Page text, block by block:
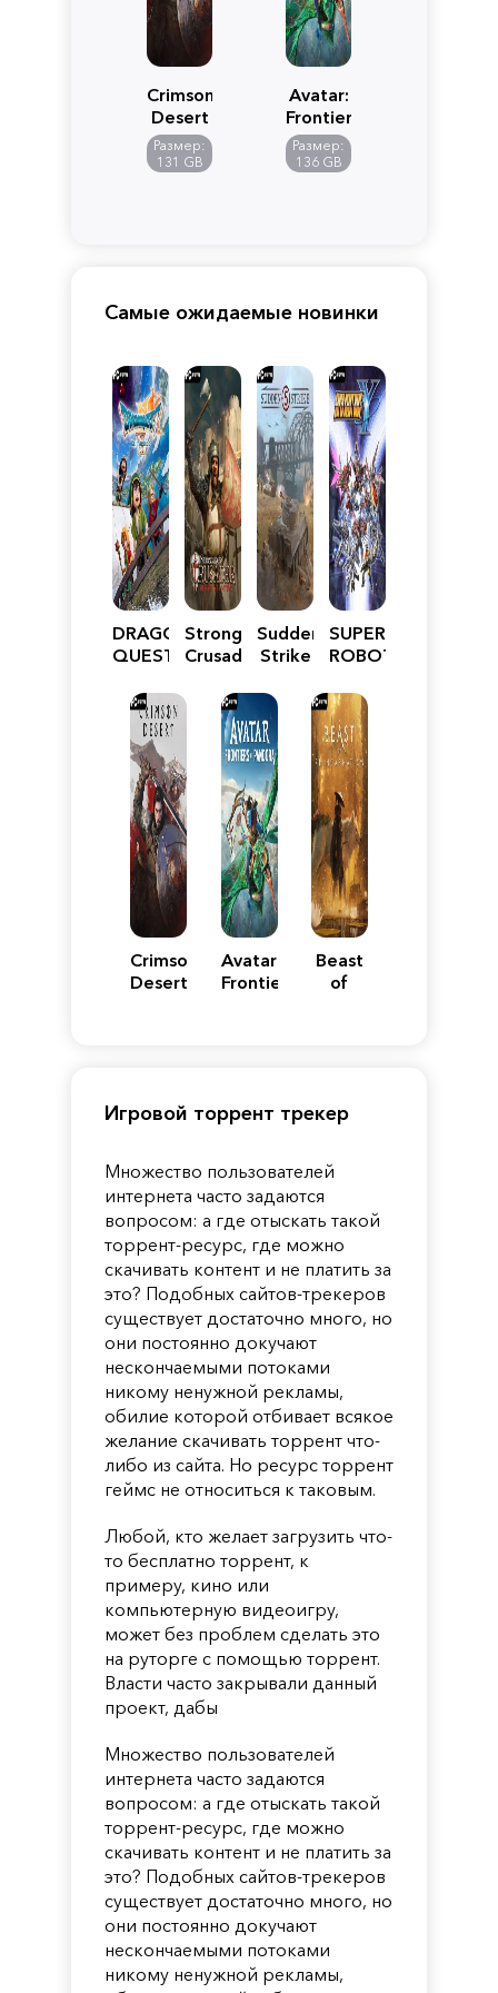
Crimson
Desert
Размер:
131 GB
Avatar:
Frontiers
of
Pandora
Размер:
136 GB
Самые ожидаемые новинки
DRAGON
QUEST
Reimagined
Stronghold
Crusader:
Edition
Sudden
Strike
SUPER
ROBOT
Y
Crimson
Desert
Avatar:
Frontiers
Beast
of
Игровой торрент трекер
Множество пользователей
интернета часто задаются
вопросом: а где отыскать такой
торрент-ресурс, где можно
скачивать контент и не платить за
это? Подобных сайтов-трекеров
существует достаточно много, но
они постоянно докучают
нескончаемыми потоками
никому ненужной рекламы,
обилие которой отбивает всякое
желание скачивать торрент что-
либо из сайта. Но ресурс торрент
геймс не относиться к таковым.
Любой, кто желает загрузить что-
то бесплатно торрент, к
примеру, кино или
компьютерную видеоигру,
может без проблем сделать это
на руторге с помощью торрент.
Власти часто закрывали данный
проект, дабы
Множество пользователей
интернета часто задаются
вопросом: а где отыскать такой
торрент-ресурс, где можно
скачивать контент и не платить за
это? Подобных сайтов-трекеров
существует достаточно много, но
они постоянно докучают
нескончаемыми потоками
никому ненужной рекламы,